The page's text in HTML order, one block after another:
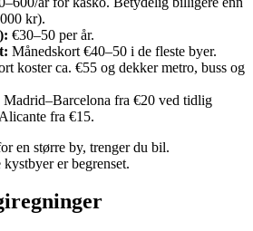
kr).
€30–50 per år.
Månedskort €40–50 i de fleste byer.
koster ca. €55 og dekker metro, buss og
Madrid–Barcelona fra €20 ved tidlig
fra €15.
en større by, trenger du bil.
er begrenset.